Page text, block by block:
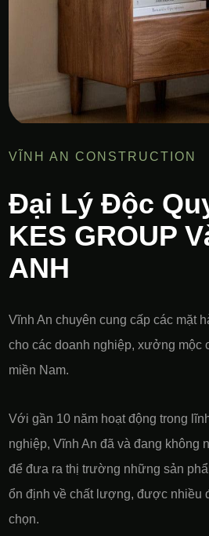
VĨNH AN CONSTRUCTION
Đại Lý Độc
KES GROUP
ANH
Vĩnh An chuyên cung cấp các mặt
cho các doanh nghiệp, xưởng mộc
miền Nam.
Với gần 10 năm hoạt động trong
nghiệp, Vĩnh An đã và đang không
để đưa ra thị trường những sản
ổn định về chất lượng, được nhiều
chọn.